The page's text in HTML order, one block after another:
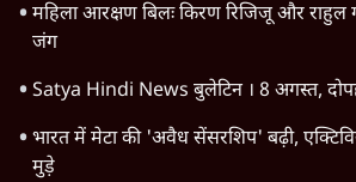
महिला आरक्षण बिलः किरण रिजिजू और राहुल
जंग
Satya Hindi News बुलेटिन । 8 अगस्त,
भारत में मेटा की 'अवैध सेंसरशिप' बढ़ी,
मुड़े